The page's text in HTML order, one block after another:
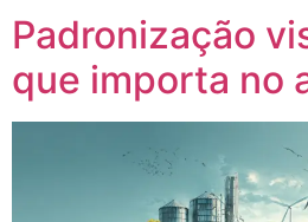
Padronização
que importa no